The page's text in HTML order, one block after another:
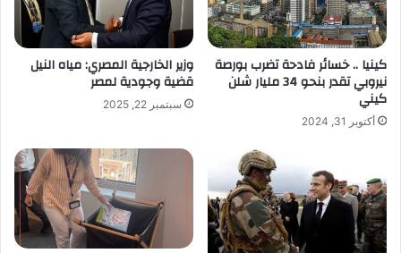
كينيا .. خسائر فادحة تضرب بورصة
نيروبي تقدر بنحو 34 مليار شلن
كيني
أكتوبر 31, 2024
وزير الخارجية المصري: مياه النيل
قضية وجودية لمصر
سبتمبر 22, 2025